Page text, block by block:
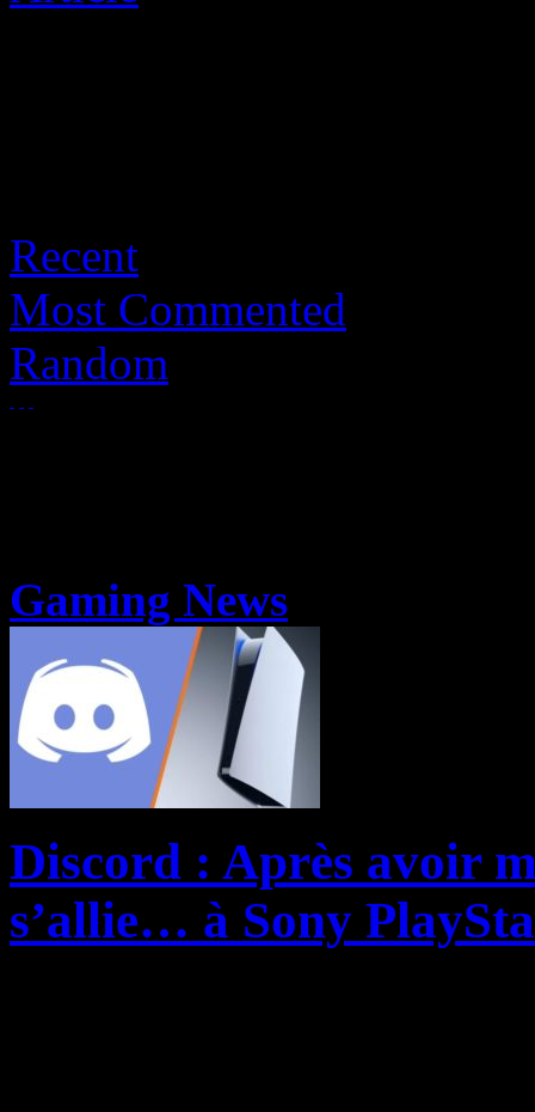
Recent
Most Commented
Random
Gaming News
Discord : Après avoir
s’allie… à Sony